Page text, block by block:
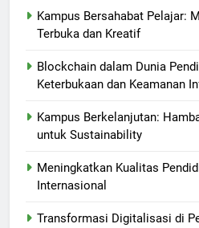
Kampus Bersahabat Pelajar:
Terbuka dan Kreatif
Blockchain dalam Dunia
Keterbukaan dan Keamanan
Kampus Berkelanjutan:
untuk Sustainability
Meningkatkan Kualitas
Internasional
Transformasi Digitalisasi di